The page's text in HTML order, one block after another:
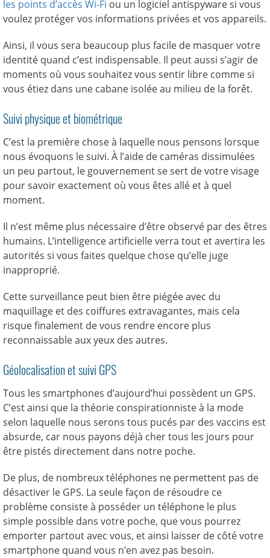
les points d’accès Wi-Fi ou un logiciel antispyware si vous
voulez protéger vos informations privées et vos appareils.
Ainsi, il vous sera beaucoup plus facile de masquer votre
identité quand c’est indispensable. Il peut aussi s’agir de
moments où vous souhaitez vous sentir libre comme si
vous étiez dans une cabane isolée au milieu de la forêt.
Suivi physique et biométrique
C’est la première chose à laquelle nous pensons lorsque
nous évoquons le suivi. À l’aide de caméras dissimulées
un peu partout, le gouvernement se sert de votre visage
pour savoir exactement où vous êtes allé et à quel
moment.
Il n’est même plus nécessaire d’être observé par des êtres
humains. L’intelligence artificielle verra tout et avertira les
autorités si vous faites quelque chose qu’elle juge
inapproprié.
Cette surveillance peut bien être piégée avec du
maquillage et des coiffures extravagantes, mais cela
risque finalement de vous rendre encore plus
reconnaissable aux yeux des autres.
Géolocalisation et suivi GPS
Tous les smartphones d’aujourd’hui possèdent un GPS.
C’est ainsi que la théorie conspirationniste à la mode
selon laquelle nous serons tous pucés par des vaccins est
absurde, car nous payons déjà cher tous les jours pour
être pistés directement dans notre poche.
De plus, de nombreux téléphones ne permettent pas de
désactiver le GPS. La seule façon de résoudre ce
problème consiste à posséder un téléphone le plus
simple possible dans votre poche, que vous pourrez
emporter partout avec vous, et ainsi laisser de côté votre
smartphone quand vous n’en avez pas besoin.